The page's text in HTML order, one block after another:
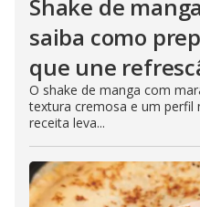
Shake de
saiba como
que une
O shake de manga com
textura cremosa e um perfil
receita leva...